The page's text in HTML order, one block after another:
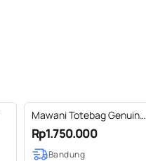
Mawani Totebag Genuine
Leather Kulit Asli -
Gammara Leather
Rp1.750.000
Bandung